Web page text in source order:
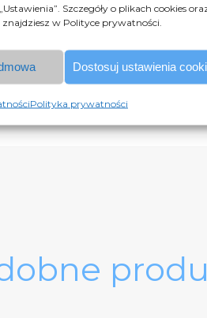
Szczegóły o plikach cookies
w Polityce prywatności.
Dostosuj ustawienia
Polityka prywatności